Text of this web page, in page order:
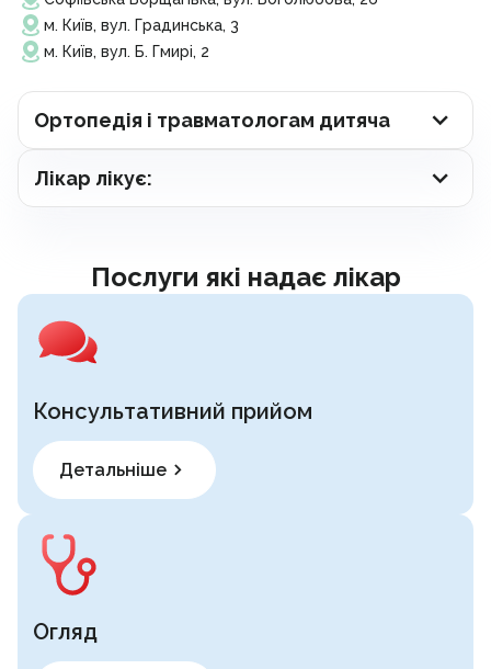
Аналізи
Онлайн консультація
Електронні рецепти
м. Київ, вул. Градинська, 3
м. Київ, вул. Б. Гмирі, 2
Ортопедія і травматологам дитяча
Лікар лікує:
Послуги які надає лікар
Консультативний прийом
Детальніше
Огляд